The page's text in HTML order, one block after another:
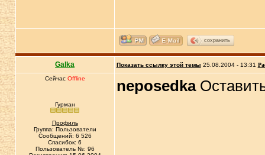
сохранить
Galka Показать ссылку этой темы 25.08.2004 - 13:31
Сейчас Offline
Гурман
Профиль
Группа: Пользователи
Сообщений: 6 526
Спасибок: 6
Пользователь №: 96
neposedka